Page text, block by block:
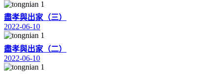
盡孝與出家（三）
2022-06-10
盡孝與出家（二）
2022-06-10